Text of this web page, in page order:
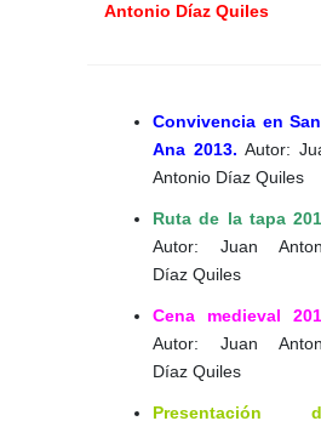
Antonio Díaz Quiles
Convivencia en
Ana 2013.Autor:
Antonio Díaz Quiles
Ruta de la tapa
Autor: Juan
Díaz Quiles
Cena medieval
Autor: Juan
Díaz Quiles
Presentación